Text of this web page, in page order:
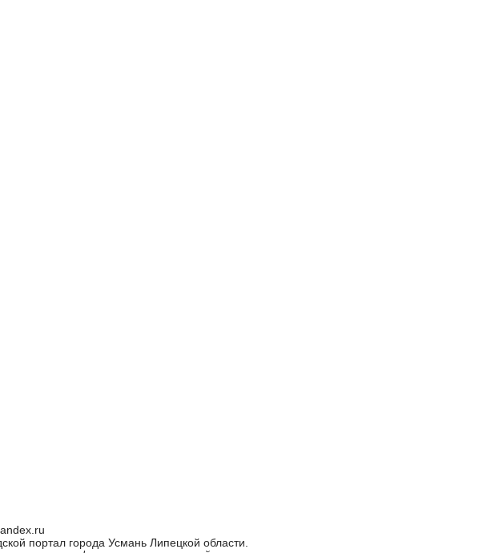
портал города Усмань Липецкой области.